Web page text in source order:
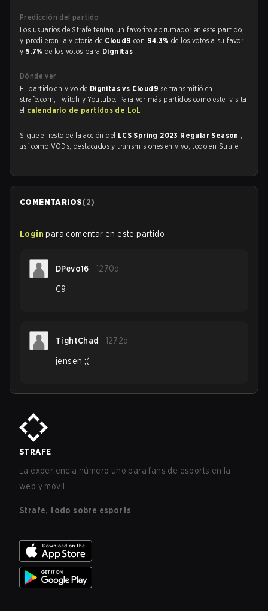
Predicción del partido
Los usuarios de Strafe tenían un favorito abrumador en este partido,
y predijeron la victoria de Cloud9con 94.3%de los votos a su favor
y 5.7% de los votos para Dignitas .
Dónde ver
El partido en vivo de Dignitas vs Cloud9 se transmitió en
strafe.com, Twitch y Youtube. Para ver más partidos como este, visita
el calendario de partidos de LoL .
Sigue el resto de la acción del LCS Spring 2023 Regular Season ,
así como VODs, destacados y transmisiones en vivo, todo en Strafe.
COMENTARIOS(2)
Login para comentar en este partido
DPevo16 1270d
C9
TightChad 1272d
jensen ;(
STRAFE
La experiencia número uno para fans de esports en la
web y móvil.
Strafe, todo sobre esports